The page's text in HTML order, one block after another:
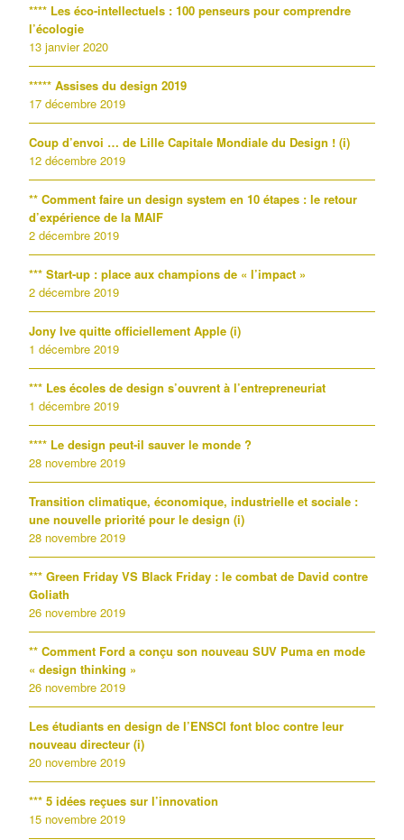
**** Les éco-intellectuels : 100 penseurs pour comprendre
l’écologie
13 janvier 2020
***** Assises du design 2019
17 décembre 2019
Coup d’envoi … de Lille Capitale Mondiale du Design ! (i)
12 décembre 2019
** Comment faire un design system en 10 étapes : le retour
d’expérience de la MAIF
2 décembre 2019
*** Start-up : place aux champions de « l’impact »
2 décembre 2019
Jony Ive quitte officiellement Apple (i)
1 décembre 2019
*** Les écoles de design s’ouvrent à l’entrepreneuriat
1 décembre 2019
**** Le design peut-il sauver le monde ?
28 novembre 2019
Transition climatique, économique, industrielle et sociale :
une nouvelle priorité pour le design (i)
28 novembre 2019
*** Green Friday VS Black Friday : le combat de David contre
Goliath
26 novembre 2019
** Comment Ford a conçu son nouveau SUV Puma en mode
« design thinking »
26 novembre 2019
Les étudiants en design de l’ENSCI font bloc contre leur
nouveau directeur (i)
20 novembre 2019
*** 5 idées reçues sur l’innovation
15 novembre 2019